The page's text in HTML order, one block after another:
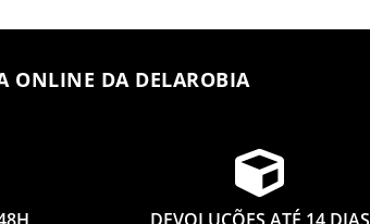
ONLINE DA DELAROBIA
